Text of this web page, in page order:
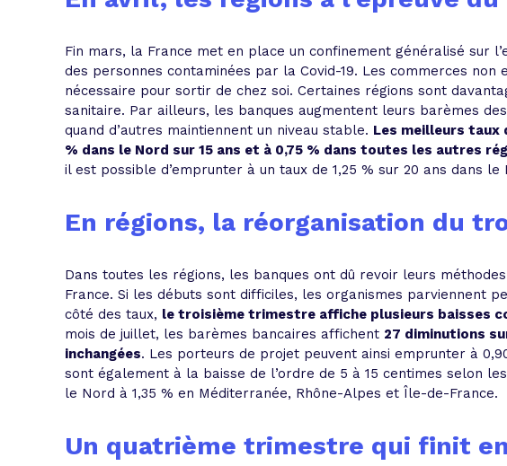
Fin mars, la France met en place un confinement généralisé sur
des personnes contaminées par la Covid-19. Les commerces
nécessaire pour sortir de chez soi. Certaines régions sont
sanitaire. Par ailleurs, les banques augmentent leurs barèmes
quand d’autres maintiennent un niveau stable. Les meilleurs taux
% dans le Nord sur 15 ans et à 0,75 % dans toutes les autres
il est possible d’emprunter à un taux de 1,25 % sur 20 ans dans
En régions, la réorganisation du
Dans toutes les régions, les banques ont dû revoir leurs
France. Si les débuts sont difficiles, les organismes parviennent
côté des taux, le troisième trimestre affiche plusieurs baisses
mois de juillet, les barèmes bancaires affichent 27 diminutions
inchangées. Les porteurs de projet peuvent ainsi emprunter à
sont également à la baisse de l’ordre de 5 à 15 centimes selon
le Nord à 1,35 % en Méditerranée, Rhône-Alpes et Île-de-France.
Un quatrième trimestre qui finit